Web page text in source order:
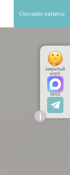
Онлайн-запись
i
закрытый
клуб
MAX